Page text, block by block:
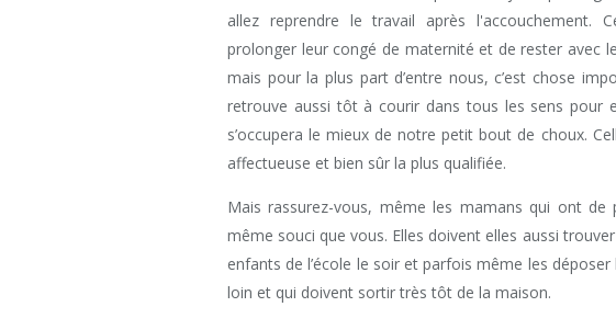
allez reprendre le travail après l'accouchement.
prolonger leur congé de maternité et de rester avec
mais pour la plus part d’entre nous, c’est chose
retrouve aussi tôt à courir dans tous les sens pour
s’occupera le mieux de notre petit bout de choux.
affectueuse et bien sûr la plus qualifiée.
Mais rassurez-vous, même les mamans qui ont de
même souci que vous. Elles doivent elles aussi
enfants de l’école le soir et parfois même les
loin et qui doivent sortir très tôt de la maison.